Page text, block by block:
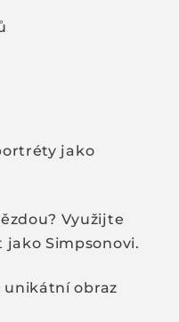
jako
Využijte
Simpsonovi.
unikátní obraz